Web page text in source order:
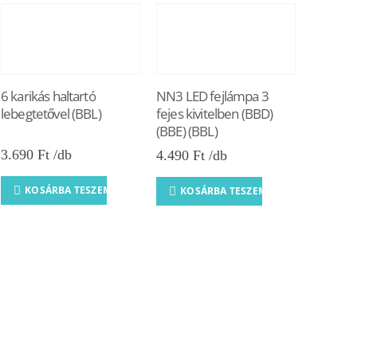
6 karikás haltartó
lebegtetővel (BBL)
3.690 Ft
KOSÁRBA TESZEM
NN3 LED fejlámpa 3
fejes kivitelben (BBD)
(BBE) (BBL)
4.490 Ft
KOSÁRBA TESZEM